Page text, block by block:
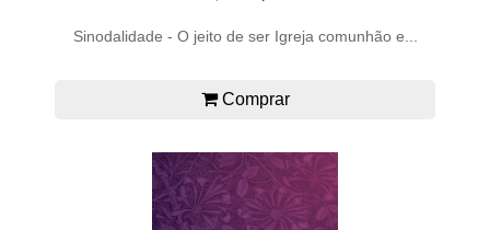
Sinodalidade - O jeito de ser Igreja comunhão e...
Comprar